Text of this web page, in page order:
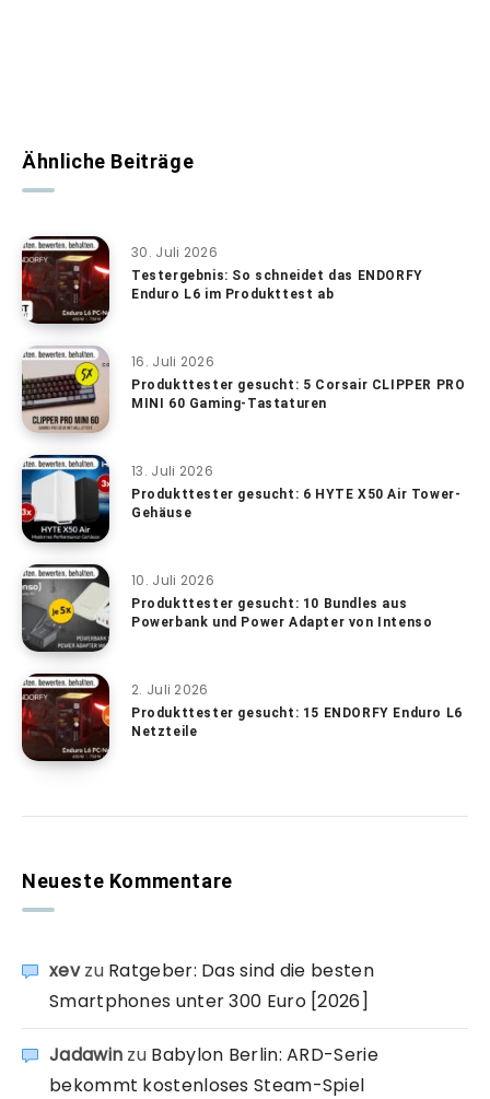
Ähnliche Beiträge
30. Juli 2026
Testergebnis: So schneidet das ENDORFY
Enduro L6 im Produkttest ab
16. Juli 2026
Produkttester gesucht: 5 Corsair CLIPPER PRO
MINI 60 Gaming-Tastaturen
13. Juli 2026
Produkttester gesucht: 6 HYTE X50 Air Tower-
Gehäuse
10. Juli 2026
Produkttester gesucht: 10 Bundles aus
Powerbank und Power Adapter von Intenso
2. Juli 2026
Produkttester gesucht: 15 ENDORFY Enduro L6
Netzteile
Neueste Kommentare
xevzu Ratgeber: Das sind die besten
Smartphones unter 300 Euro [2026]
Jadawin zu Babylon Berlin: ARD-Serie
bekommt kostenloses Steam-Spiel